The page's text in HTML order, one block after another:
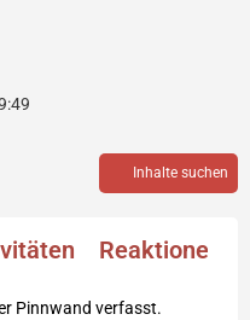
Inhalte suchen
Reaktionen
Pinnwand verfasst.